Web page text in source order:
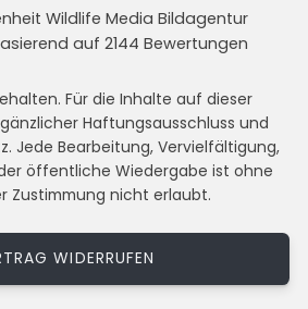
Wildlife Media Bildagentur
auf 2144 Bewertungen
Für die Inhalte auf dieser
Haftungsausschluss und
Jede Bearbeitung, Vervielfältigung,
öffentliche Wiedergabe ist ohne
Zustimmung nicht erlaubt.
WIDERRUFEN